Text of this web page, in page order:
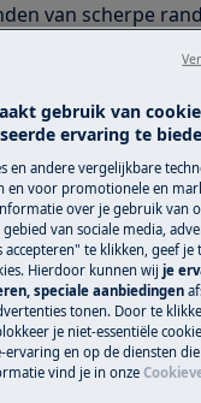
van scherpe
GEVAAR VOOR
als u
uitvoert
zijn.
gebruik van
ervaring te
en andere vergelijkbare
en voor promotionele en
over je gebruik van
van sociale media,
accepteren" te klikken, geef
Hierdoor kunnen wijje
speciale aanbiedingen
tonen. Door te
je niet-essentiële
ervaring en op de diensten
vind je in onze